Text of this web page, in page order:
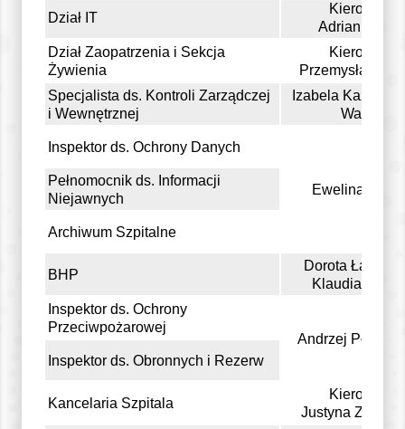
Dział IT
Kierownik
Adrian Kozieł
Dział Zaopatrzenia i Sekcja
Żywienia
Kierownik
Przemysław
Specjalista ds. Kontroli Zarządczej
i Wewnętrznej
Izabela
Warda
Inspektor ds. Ochrony Danych
Ewelina
Pełnomocnik ds. Informacji
Niejawnych
Archiwum Szpitalne
BHP
Dorota
Klaudia
Inspektor ds. Ochrony
Przeciwpożarowej
Andrzej
Inspektor ds. Obronnych i Rezerw
Kancelaria Szpitala
Kierownik
Justyna